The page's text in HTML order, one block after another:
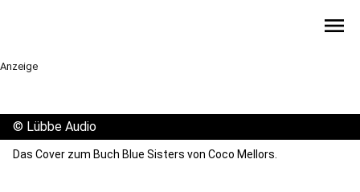
menu
Anzeige
© Lübbe Audio
Das Cover zum Buch Blue Sisters von Coco Mellors.